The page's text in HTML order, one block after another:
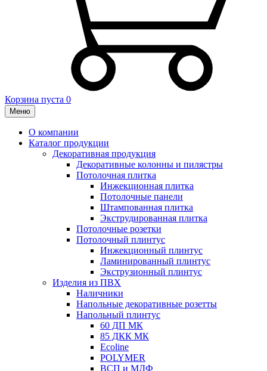
Корзина пуста 0
Меню
О компании
Каталог продукции
Декоративная продукция
Декоративные колонны и пилястры
Потолочная плитка
Инжекционная плитка
Потолочные панели
Штампованная плитка
Экструдированная плитка
Потолочные розетки
Потолочный плинтус
Инжекционный плинтус
Ламинированный плинтус
Экструзионный плинтус
Изделия из ПВХ
Наличники
Напольные декоративные розетты
Напольный плинтус
60 ДП МК
85 ДКК МК
Ecoline
POLYMER
ВСП и МДФ